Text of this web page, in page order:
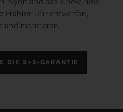
Nyon und das Know-how
Hublot-Uhr entwerfen,
und montieren.
DIE 5+5-GARANTIE